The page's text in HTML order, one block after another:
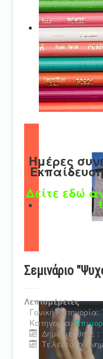
Τμήμα Β'
Τμήμα Γ'
Τμήμα Δ'
Τμήμα E'
Επικοινωνία
Ημέρες
Δείτε εδώ
Σεμινάριο
Λεπτομέρειες
Γονική Κατηγορία:
Κατηγορία:
Δημοσιεύθηκε :
Τελευταία